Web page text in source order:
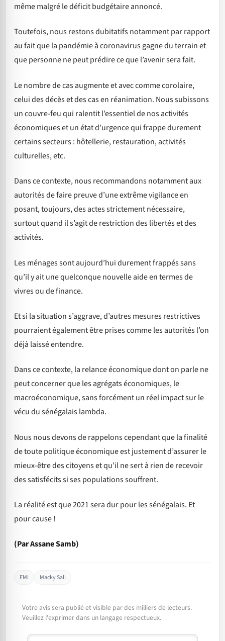
même malgré le déficit budgétaire annoncé.
Toutefois, nous restons dubitatifs notamment par rapport
au fait que la pandémie à coronavirus gagne du terrain et
que personne ne peut prédire ce que l’avenir sera fait.
Le nombre de cas augmente et avec comme corolaire,
celui des décès et des cas en réanimation. Nous subissons
un couvre-feu qui ralentit l’essentiel de nos activités
économiques et un état d’urgence qui frappe durement
certains secteurs : hôtellerie, restauration, activités
culturelles, etc.
Dans ce contexte, nous recommandons notamment aux
autorités de faire preuve d’une extrême vigilance en
posant, toujours, des actes strictement nécessaire,
surtout quand il s’agit de restriction des libertés et des
activités.
Les ménages sont aujourd’hui durement frappés sans
qu’il y ait une quelconque nouvelle aide en termes de
vivres ou de finance.
Et si la situation s’aggrave, d’autres mesures restrictives
pourraient également être prises comme les autorités l’on
déjà laissé entendre.
Dans ce contexte, la relance économique dont on parle ne
peut concerner que les agrégats économiques, le
macroéconomique, sans forcément un réel impact sur le
vécu du sénégalais lambda.
Nous nous devons de rappelons cependant que la finalité
de toute politique économique est justement d’assurer le
mieux-être des citoyens et qu’il ne sert à rien de recevoir
des satisfécits si ses populations souffrent.
La réalité est que 2021 sera dur pour les sénégalais. Et
pour cause !
(Par Assane Samb)
FMI Macky Sall
Votre avis sera publié et visible par des milliers de lecteurs.
Veuillez l'exprimer dans un langage respectueux.